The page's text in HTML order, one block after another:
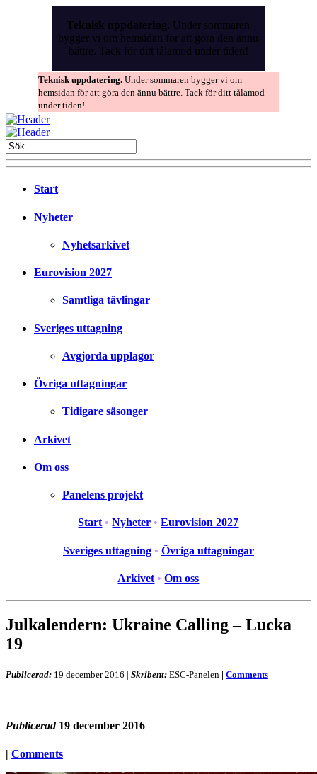
Teknisk uppdatering. Under sommaren
bygger vi om hemsidan för att göra den ännu
bättre. Tack för ditt tålamod under tiden!
Teknisk uppdatering. Under sommaren bygger vi om
hemsidan för att göra den ännu bättre. Tack för ditt tålamod
under tiden!
Start
Nyheter
Nyhetsarkivet
Eurovision 2027
Samtliga tävlingar
Sveriges uttagning
Avgjorda upplagor
Övriga uttagningar
Tidigare säsonger
Arkivet
Om oss
Panelens projekt
Start • Nyheter • Eurovision 2027
Sveriges uttagning • Övriga uttagningar
Arkivet • Om oss
Julkalendern: Ukraine Calling – Lucka
19
Publicerad: 19 december 2016 | Skribent: ESC-Panelen | Comments
Publicerad 19 december 2016
| Comments